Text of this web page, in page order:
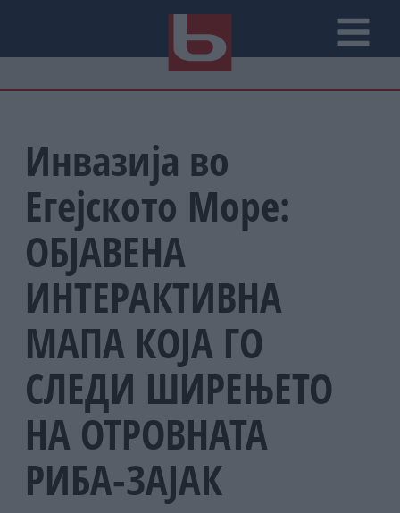
Инвазија во
Егејското Море:
ОБЈАВЕНА
ИНТЕРАКТИВНА
МАПА КОЈА ГО
СЛЕДИ ШИРЕЊЕТО
НА ОТРОВНАТА
РИБА-ЗАЈАК